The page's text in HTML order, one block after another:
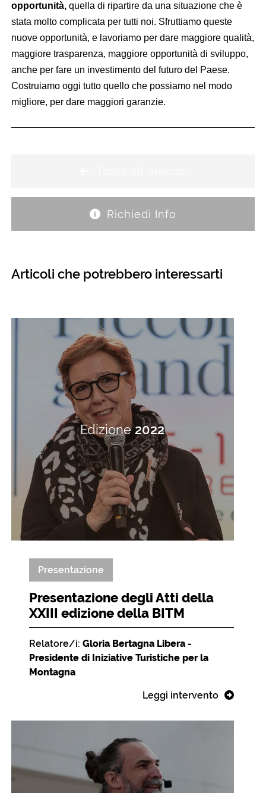
opportunità, quella di ripartire da una situazione che è
stata molto complicata per tutti noi. Sfruttiamo queste
nuove opportunità, e lavoriamo per dare maggiore qualità,
maggiore trasparenza, maggiore opportunità di sviluppo,
anche per fare un investimento del futuro del Paese.
Costruiamo oggi tutto quello che possiamo nel modo
migliore, per dare maggiori garanzie.
Richiedi Info
Articoli che potrebbero interessarti
Edizione2022
Presentazione
Presentazione degli Atti della
XXIII edizione della BITM
Relatore/i: Gloria Bertagna Libera -
Presidente di Iniziative Turistiche per la
Montagna
Leggi intervento